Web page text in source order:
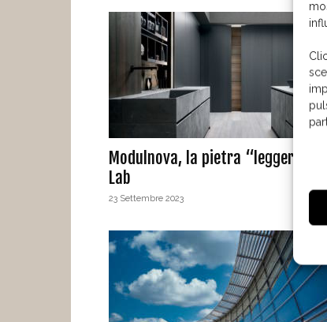
Modulnova, la pietra “leggera”
Lab
23 Settembre 2023